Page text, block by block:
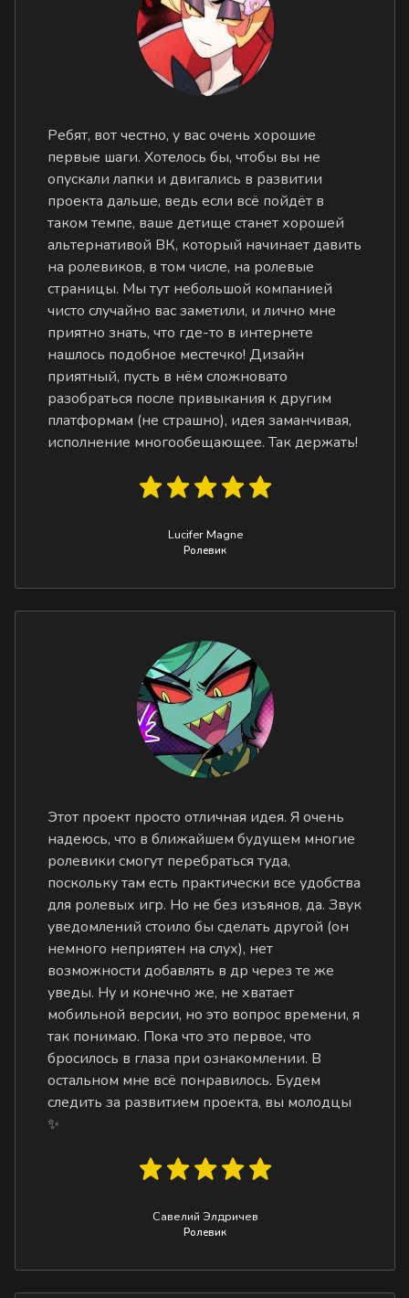
Ребят, вот честно, у вас очень хорошие
первые шаги. Хотелось бы, чтобы вы не
опускали лапки и двигались в развитии
проекта дальше, ведь если всё пойдёт в
таком темпе, ваше детище станет хорошей
альтернативой ВК, который начинает давить
на ролевиков, в том числе, на ролевые
страницы. Мы тут небольшой компанией
чисто случайно вас заметили, и лично мне
приятно знать, что где-то в интернете
нашлось подобное местечко! Дизайн
приятный, пусть в нём сложновато
разобраться после привыкания к другим
платформам (не страшно), идея заманчивая,
исполнение многообещающее. Так держать!
Lucifer Magne
Ролевик
Этот проект просто отличная идея. Я очень
надеюсь, что в ближайшем будущем многие
ролевики смогут перебраться туда,
поскольку там есть практически все удобства
для ролевых игр. Но не без изъянов, да. Звук
уведомлений стоило бы сделать другой (он
немного неприятен на слух), нет
возможности добавлять в др через те же
уведы. Ну и конечно же, не хватает
мобильной версии, но это вопрос времени, я
так понимаю. Пока что это первое, что
бросилось в глаза при ознакомлении. В
остальном мне всё понравилось. Будем
следить за развитием проекта, вы молодцы
✨
Савелий Элдричев
Ролевик